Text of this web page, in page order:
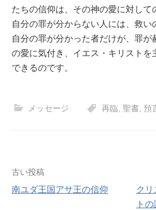
たちの信仰は、その神の愛に対して
自分の罪が分からない人には、救い
自分の罪が分かった者だけが、罪が
の愛に気付き、イエス・キリストを
できるのです。
メッセージ 再臨 聖書 預
投
稿
古い投稿
南ユダ王国アサ王の信仰
ク
ト